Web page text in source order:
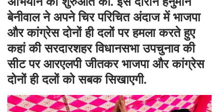
बेनीवाल ने अपने चिर परिचित अंदाज में भाजपा
और कांग्रेस दोनों ही दलों पर हमला करते हुए
कहां की सरदारशहर विधानसभा उपचुनाव की
सीट पर आरएलपी जीतकर भाजपा और कांग्रेस
दोनों ही दलों को सबक सिखाएगी.